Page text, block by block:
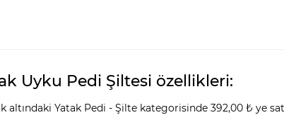
Uyku Pedi Şiltesi özellikleri:
Yatak Pedi - Şilte kategorisinde 392,00 ₺ ye